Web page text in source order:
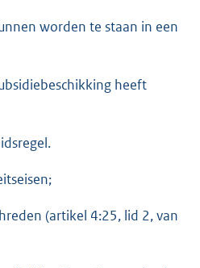
worden te staan in een
heeft
(artikel 4:25, lid 2, van